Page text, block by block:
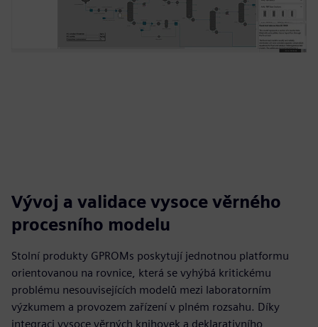
Vývoj a validace vysoce věrného
procesního modelu
Stolní produkty GPROMs poskytují jednotnou platformu
orientovanou na rovnice, která se vyhýbá kritickému
problému nesouvisejících modelů mezi laboratorním
výzkumem a provozem zařízení v plném rozsahu. Díky
integraci vysoce věrných knihovek a deklarativního